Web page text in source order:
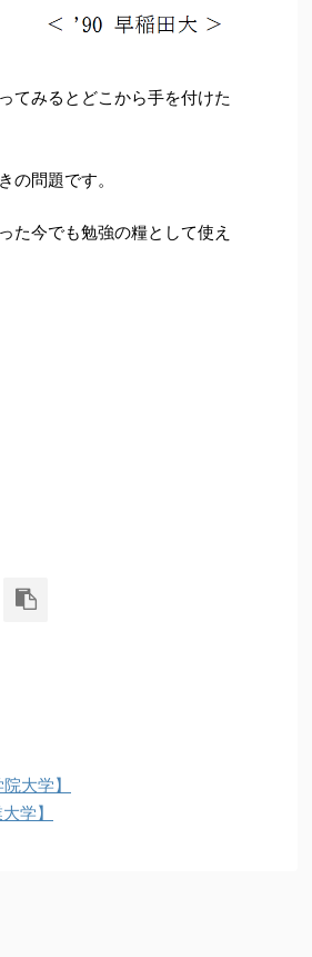
てみるとどこから手を付けた
の問題です。
た今でも勉強の糧として使え
大学】
学】